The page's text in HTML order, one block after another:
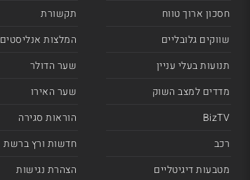
חסכון ארוך טווח
שווקים גלובליים
תנועות בעלי עניין
מדדים למצב השוק
BizTV
רכב
מטבעות דיגיטליים
תקשורת
המלצות אנליסטים
שער הדולר
שער האירו
הוראות סגירה
חדשות ורץ ברשת
הצהרת נגישות